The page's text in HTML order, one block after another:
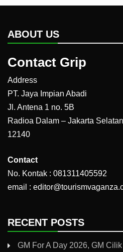
ABOUT US
Contact Grip
Address
PT. Jaya Impian Abadi
Jl. Antena 1 no. 5B
Radioa Dalam – Jakarta Selatan
12140
Contact
No. Kontak : 081311405592
email :
RECENT POSTS
GM For A Day 2026, GM